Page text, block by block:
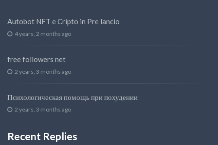
Autobot NFT e Cripto in Pre lancio
4 years, 2 months ago
free followers net
2 years, 3 months ago
Психологическая помощь при похудении
2 years, 3 months ago
Recent Replies